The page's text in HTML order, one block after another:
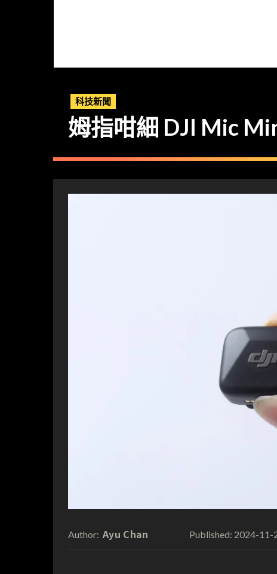
科技新聞
姆指咁細 DJI Mic
Author: Ayu Chan Published: 2024-11-